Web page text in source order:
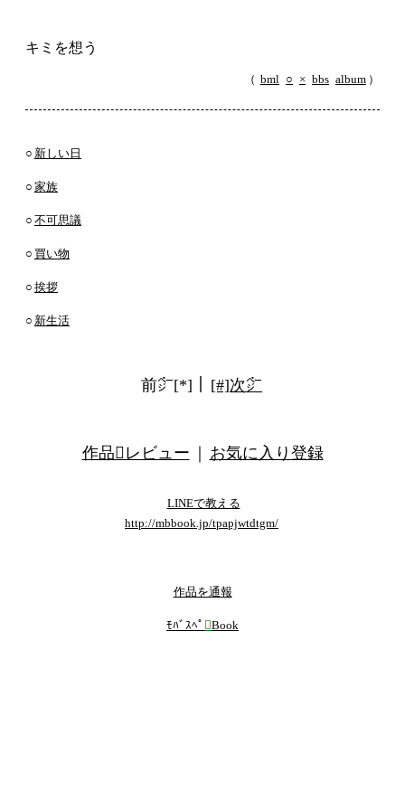
キミを想う
（ bml ○ × bbs album ）
○ 新しい日
○ 家族
○ 不可思議
○ 買い物
○ 挨拶
○ 新生活
前㌻[*]｜ [#]次㌻
作品レビュー お気に入り登録
LINEで教える
http://mbbook.jp/tpapjwtdtgm/
作品を通報
ﾓﾊﾞｽﾍﾟ Book